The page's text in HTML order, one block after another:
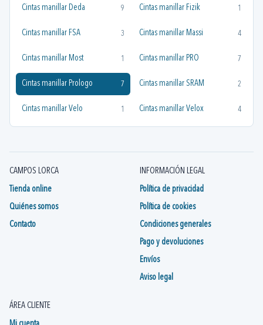
Cintas manillar Deda 9 Cintas manillar Fizik 1
Cintas manillar FSA 3 Cintas manillar Massi 4
Cintas manillar Most 1 Cintas manillar PRO 7
Cintas manillar Prologo 7 Cintas manillar SRAM 2
Cintas manillar Velo 1 Cintas manillar Velox 4
CAMPOS LORCA
Tienda online
Quiénes somos
Contacto
INFORMACIÓN LEGAL
Política de privacidad
Política de cookies
Condiciones generales
Pago y devoluciones
Envíos
Aviso legal
ÁREA CLIENTE